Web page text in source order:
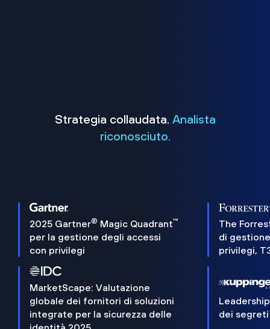
Strategia collaudata. Analista
riconosciuto.
2025 Gartner® Magic Quadrant™
per la gestione degli accessi
con privilegi
The
di
privilegi,
MarketScape: Valutazione
globale dei fornitori di soluzioni
integrate per la sicurezza delle
dei segreti